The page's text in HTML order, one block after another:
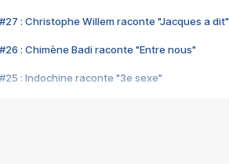
#27 : Christophe Willem raconte "Jacques a dit"
#26 : Chimène Badi raconte "Entre nous"
#25 : Indochine raconte "3e sexe"